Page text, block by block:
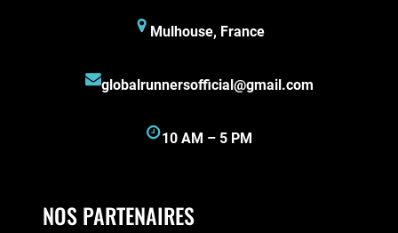
NOS PARTENAIRES
Mulhouse, France
globalrunnersofficial@gmail.com
10 AM – 5 PM